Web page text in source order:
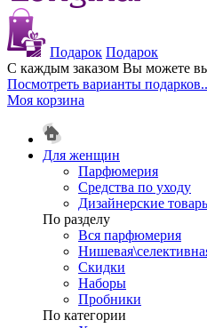
Подарок Подарок
С каждым заказом Вы можете
Посмотреть варианты
Моя корзина
Для женщин
Парфюмерия
Средства по уходу
Дизайнерские
По разделу
Вся парфюмерия
Скидки
Наборы
Пробники
По категории